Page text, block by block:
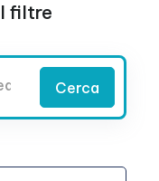
filtre
Cerca